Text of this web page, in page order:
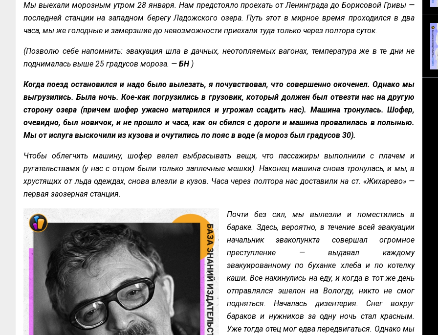
Мы выехали морозным утром 28 января. Нам предстояло проехать от Ленинграда до Борисовой Гривы —
последней станции на западном берегу Ладожского озера. Путь этот в мирное время проходился в два
часа, мы же голодные и замерзшие до невозможности приехали туда только через полтора суток.
(Позволю себе напомнить: эвакуация шла в дачных, неотопляемых вагонах, температура же в те дни не
поднималась выше 25 градусов мороза. — БН )
Когда поезд остановился и надо было вылезать, я почувствовал, что совершенно окоченел. Однако мы
выгрузились. Была ночь. Кое-как погрузились в грузовик, который должен был отвезти нас на другую
сторону озера (причем шофер ужасно матерился и угрожал ссадить нас). Машина тронулась. Шофер,
очевидно, был новичок, и не прошло и часа, как он сбился с дороги и машина провалилась в полынью.
Мы от испуга выскочили из кузова и очутились по пояс в воде (а мороз был градусов 30).
Чтобы облегчить машину, шофер велел выбрасывать вещи, что пассажиры выполнили с плачем и
ругательствами (у нас с отцом были только заплечные мешки). Наконец машина снова тронулась, и мы, в
хрустящих от льда одеждах, снова влезли в кузов. Часа через полтора нас доставили на ст. «Жихарево» —
первая заозерная станция.
Почти без сил, мы вылезли и поместились в
бараке. Здесь, вероятно, в течение всей эвакуации
начальник эвакопункта совершал огромное
преступление — выдавал каждому
эвакуированному по буханке хлеба и по котелку
каши. Все накинулись на еду, и когда в тот же день
отправлялся эшелон на Вологду, никто не смог
подняться. Началась дизентерия. Снег вокруг
бараков и нужников за одну ночь стал красным.
Уже тогда отец мог едва передвигаться. Однако мы